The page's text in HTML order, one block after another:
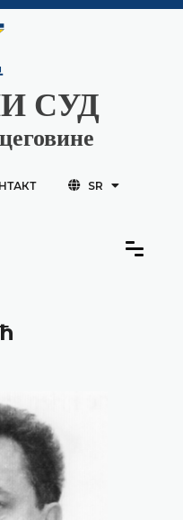
СУД
SR